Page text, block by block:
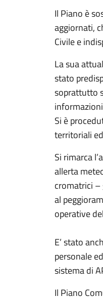
Il Piano è
aggiornati,
Civile e
La sua
stato
soprattutto
Si è
territoriali
Si rimarca
allerta
cromatrici –
al
operative
E’ stato
personale
sistema di
Il Piano